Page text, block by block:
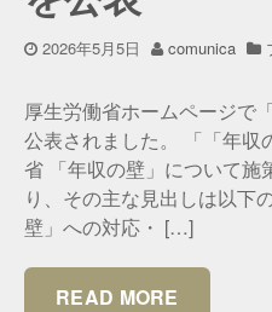
2026年5月5日 comunica
厚生労働省ホームページで
公表されました。 「「年収
省 「年収の壁」について施
り、その主な見出しは以下
壁」への対応・ […]
READ MORE